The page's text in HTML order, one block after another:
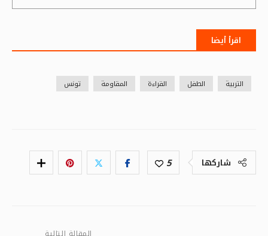
اقرأ أيضا
التربية الطفل القراءة المقاومة تونس
شاركها 5
المقالة التالية